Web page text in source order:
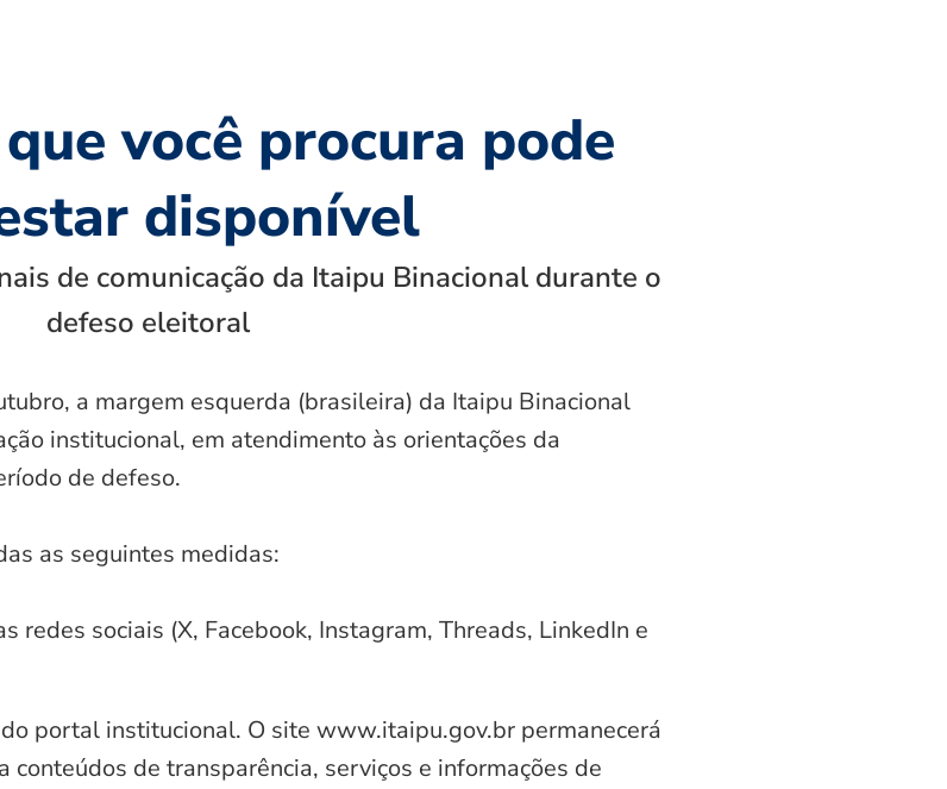
você procura pode
disponível
de comunicação da Itaipu Binacional durante o
defeso eleitoral
a margem esquerda (brasileira) da Itaipu Binacional
institucional, em atendimento às orientações da
de defeso.
as seguintes medidas:
redes sociais (X, Facebook, Instagram, Threads, LinkedIn e
portal institucional. O site www.itaipu.gov.br permanecerá
conteúdos de transparência, serviços e informações de